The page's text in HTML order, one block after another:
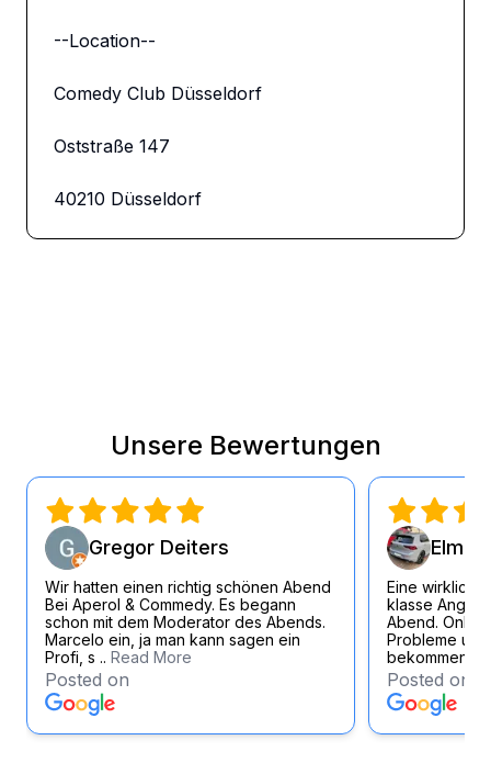
--Location--
Comedy Club Düsseldorf
Oststraße 147
40210 Düsseldorf
Unsere Bewertungen
Gregor Deiters
Wir hatten einen richtig schönen Abend
Bei Aperol & Commedy. Es begann
schon mit dem Moderator des Abends.
Marcelo ein, ja man kann sagen ein
Profi, s .. Read More
Posted on
Elmar
Eine wirklich
klasse
Abend.
Probleme
bekommen
Posted on